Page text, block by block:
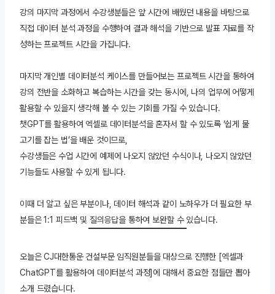
강의 마지막 과정에서 수강생분들은 앞 시간에 배웠던 내용을 바탕으로
직접 데이터 분석 과정을 수행하여 결과 해석을 기반으로 발표 자료를 작
성하는 프로젝트 시간을 가집니다.
마지막 개인별 데이터분석 케이스를 만들어보는 프로젝트 시간을 통하여
강의 전반을 소화하고 복습하는 시간을 갖는 동시에, 나의 업무에 어떻게
활용할 수 있을지 생각해 볼 수 있는 기회를 가질 수 있습니다.
챗GPT를 활용하여 엑셀로 데이터분석을 혼자서 할 수 있도록 ‘쉽게 물
고기를 잡는 법’을 배운 것이므로,
수강생들은 수업 시간에 예제에 나오지 않았던 수식이나, 나오지 않았던
기능들도 사용할 수 있게 됩니다.
이때 더 알고 싶은 부분이나, 데이터 해석과 같이 노하우가 더 필요한 부
분들은 1:1 피드백 및 질의응답을 통하여 보완할 수 있습니다.
오늘은 CJ대한통운 건설부문 임직원분들을 대상으로 진행한 [엑셀과
ChatGPT를 활용하여 데이터분석 과정]에 대해서 중요한 점들만 뽑아
소개 드렸습니다.